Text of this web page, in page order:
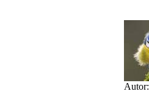
Autor: